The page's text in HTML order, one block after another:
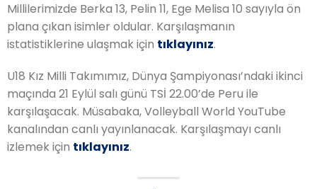
Millilerimizde Berka 13, Pelin 11, Ege Melisa 10 sayıyla ön
plana çıkan isimler oldular. Karşılaşmanın
istatistiklerine ulaşmak için tıklayınız.
U18 Kız Milli Takımımız, Dünya Şampiyonası’ndaki ikinci
maçında 21 Eylül salı günü TSİ 22.00’de Peru ile
karşılaşacak. Müsabaka, Volleyball World YouTube
kanalından canlı yayınlanacak. Karşılaşmayı canlı
izlemek için tıklayınız.